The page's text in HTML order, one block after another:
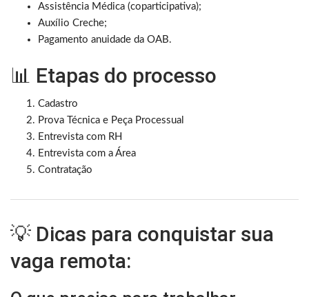
Assistência Médica (coparticipativa);
Auxílio Creche;
Pagamento anuidade da OAB.
📊 Etapas do processo
Cadastro
Prova Técnica e Peça Processual
Entrevista com RH
Entrevista com a Área
Contratação
💡 Dicas para conquistar sua
vaga remota: